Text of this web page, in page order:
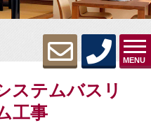
MENU
ステムバスリ
工事